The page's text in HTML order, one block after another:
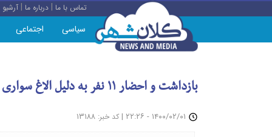
تماس با ما |درباره ما |آرشیو
سیاسی اجتماعی
بازداشت و احضار ۱۱ نفر به دلیل الاغ سواری در شهر در ساعات منع تردد شبانه
| کد خبر: ۱۳۱۸۸